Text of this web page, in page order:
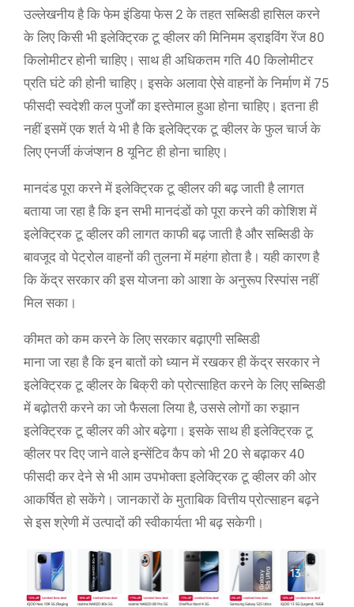
उल्लेखनीय है कि फेम इंडिया फेस 2 के तहत सब्सिडी हासिल करने
के लिए किसी भी इलेक्ट्रिक टू व्हीलर की मिनिमम ड्राइविंग रेंज 80
किलोमीटर होनी चाहिए। साथ ही अधिकतम गति 40 किलोमीटर
प्रति घंटे की होनी चाहिए। इसके अलावा ऐसे वाहनों के निर्माण में 75
फीसदी स्वदेशी कल पुर्जों का इस्तेमाल हुआ होना चाहिए। इतना ही
नहीं इसमें एक शर्त ये भी है कि इलेक्ट्रिक टू व्हीलर के फुल चार्ज के
लिए एनर्जी कंजंप्शन 8 यूनिट ही होना चाहिए।
मानदंड पूरा करने में इलेक्ट्रिक टू व्हीलर की बढ़ जाती है लागत
बताया जा रहा है कि इन सभी मानदंडों को पूरा करने की कोशिश में
इलेक्ट्रिक टू व्हीलर की लागत काफी बढ़ जाती है और सब्सिडी के
बावजूद वो पेट्रोल वाहनों की तुलना में महंगा होता है। यही कारण है
कि केंद्र सरकार की इस योजना को आशा के अनुरूप रिस्पांस नहीं
मिल सका।
कीमत को कम करने के लिए सरकार बढ़ाएगी सब्सिडी
माना जा रहा है कि इन बातों को ध्यान में रखकर ही केंद्र सरकार ने
इलेक्ट्रिक टू व्हीलर के बिक्री को प्रोत्साहित करने के लिए सब्सिडी
में बढ़ोतरी करने का जो फैसला लिया है, उससे लोगों का रुझान
इलेक्ट्रिक टू व्हीलर की ओर बढ़ेगा। इसके साथ ही इलेक्ट्रिक टू
व्हीलर पर दिए जाने वाले इन्सेंटिव कैप को भी 20 से बढ़ाकर 40
फीसदी कर देने से भी आम उपभोक्ता इलेक्ट्रिक टू व्हीलर की ओर
आकर्षित हो सकेंगे। जानकारों के मुताबिक वित्तीय प्रोत्साहन बढ़ने
से इस श्रेणी में उत्पादों की स्वीकार्यता भी बढ़ सकेगी।